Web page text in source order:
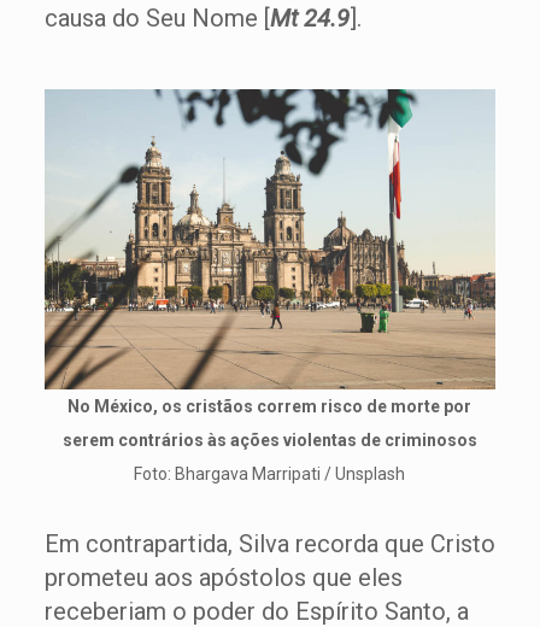
causa do Seu Nome [Mt 24.9].
No México, os cristãos correm risco de morte por
serem contrários às ações violentas de criminosos
Foto: Bhargava Marripati / Unsplash
Em contrapartida, Silva recorda que Cristo
prometeu aos apóstolos que eles
receberiam o poder do Espírito Santo, a